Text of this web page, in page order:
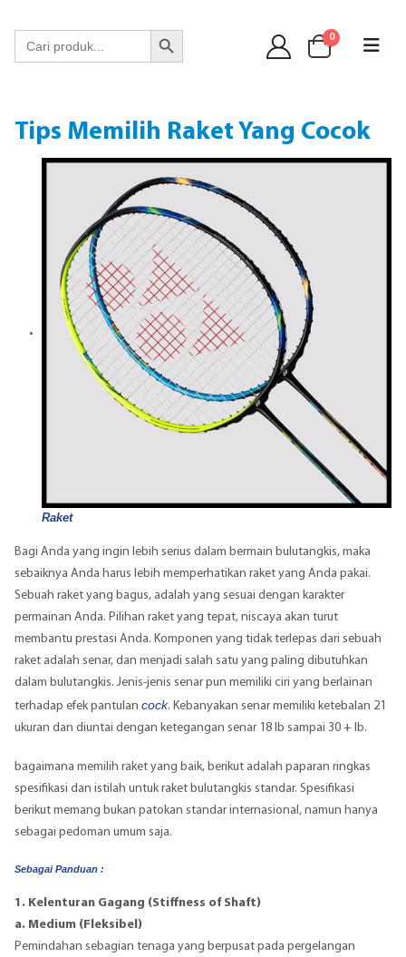
Search
for:
Search Button
0
Tips Memilih Raket Yang Cocok
Raket
Bagi Anda yang ingin lebih serius dalam bermain bulutangkis, maka
sebaiknya Anda harus lebih memperhatikan raket yang Anda pakai.
Sebuah raket yang bagus, adalah yang sesuai dengan karakter
permainan Anda. Pilihan raket yang tepat, niscaya akan turut
membantu prestasi Anda. Komponen yang tidak terlepas dari sebuah
raket adalah senar, dan menjadi salah satu yang paling dibutuhkan
dalam bulutangkis. Jenis-jenis senar pun memiliki ciri yang berlainan
terhadap efek pantulan cock. Kebanyakan senar memiliki ketebalan 21
ukuran dan diuntai dengan ketegangan senar 18 lb sampai 30 + lb.
bagaimana memilih raket yang baik, berikut adalah paparan ringkas
spesifikasi dan istilah untuk raket bulutangkis standar. Spesifikasi
berikut memang bukan patokan standar internasional, namun hanya
sebagai pedoman umum saja.
Sebagai Panduan :
1. Kelenturan Gagang (Stiffness of Shaft)
a. Medium (Fleksibel)
Pemindahan sebagian tenaga yang berpusat pada pergelangan